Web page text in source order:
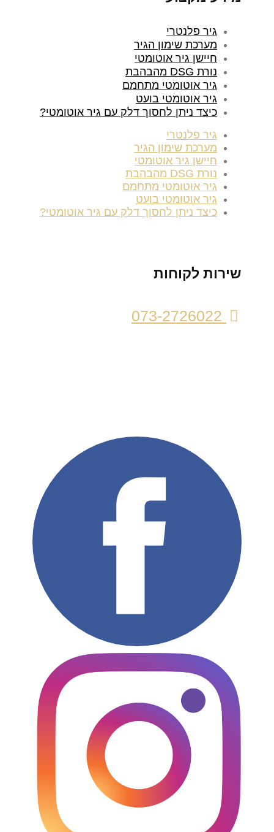
גיר פלנטרי
מערכת שימון הגיר
חיישן גיר אוטומטי
נורת DSG מהבהבת
גיר אוטומטי מתחמם
גיר אוטומטי בועט
כיצד ניתן לחסוך דלק עם גיר אוטומטי?
גיר פלנטרי
מערכת שימון הגיר
חיישן גיר אוטומטי
נורת DSG מהבהבת
גיר אוטומטי מתחמם
גיר אוטומטי בועט
כיצד ניתן לחסוך דלק עם גיר אוטומטי?
שירות לקוחות